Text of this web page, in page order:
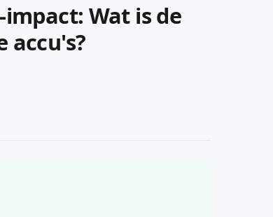
Wat is de
accu's?